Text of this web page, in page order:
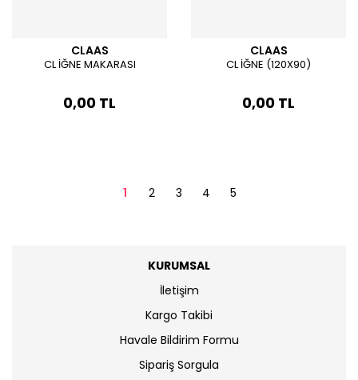
CLAAS
CL İĞNE MAKARASI
0,00 TL
CLAAS
CL İĞNE (120X90)
0,00 TL
1 2 3 4 5
KURUMSAL
İletişim
Kargo Takibi
Havale Bildirim Formu
Sipariş Sorgula